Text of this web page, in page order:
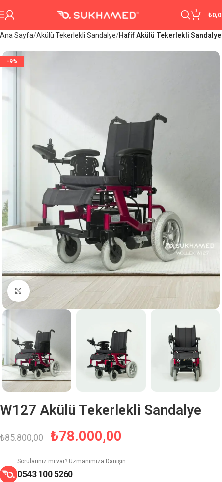
0
₺
Ana Sayfa Akülü Tekerlekli Sandalye Hafif Akülü Tekerlekli Sandalye
-9%
Büyütmek için tıklayın
W127 Akülü Tekerlekli Sandalye
₺85.800,00 ₺78.000,00
Sorularınız mı var? Uzmanımıza Danışın
0543 100 5260